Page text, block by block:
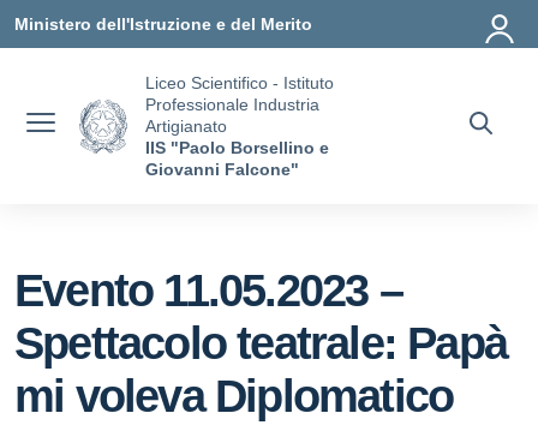
Ministero dell'Istruzione e del Merito
Liceo Scientifico - Istituto
Professionale Industria
Artigianato
IIS "Paolo Borsellino e
Giovanni Falcone"
Evento 11.05.2023 –
Spettacolo teatrale: Papà
mi voleva Diplomatico